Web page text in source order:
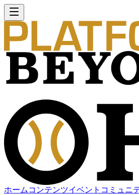
ホーム コンテンツイベント コミュニ